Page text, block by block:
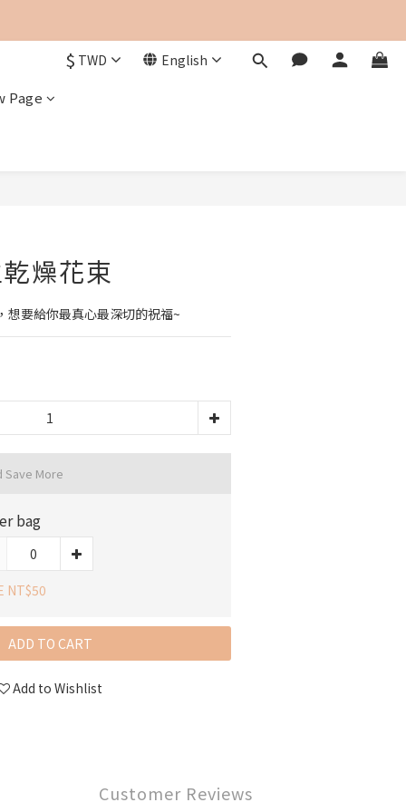
$ TWD English
Page
燥花束
想要給你最真心最深切的祝福~
Save More
bag
NT$50
ADD TO CART
Add to Wishlist
Customer Reviews